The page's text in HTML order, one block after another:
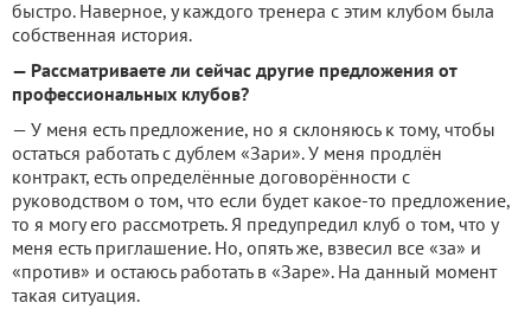
быстро. Наверное, у каждого тренера с этим клубом была
собственная история.
— Рассматриваете ли сейчас другие предложения от
профессиональных клубов?
— У меня есть предложение, но я склоняюсь к тому, чтобы
остаться работать с дублем «Зари». У меня продлён
контракт, есть определённые договорённости с
руководством о том, что если будет какое-то предложение,
то я могу его рассмотреть. Я предупредил клуб о том, что у
меня есть приглашение. Но, опять же, взвесил все «за» и
«против» и остаюсь работать в «Заре». На данный момент
такая ситуация.